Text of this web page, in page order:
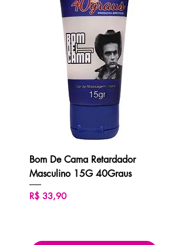
Bom De Cama Retardador
Masculino 15G 40Graus
Preço
R$ 33,90